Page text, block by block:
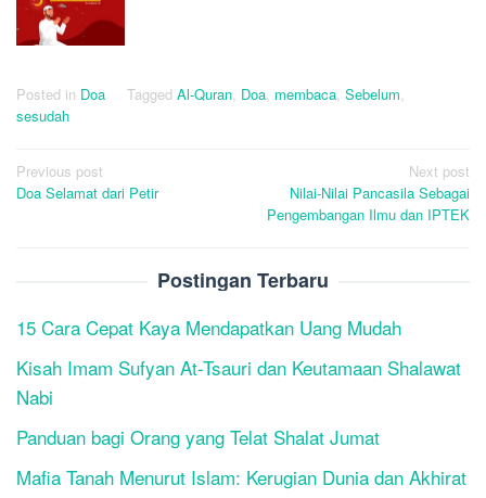
Posted in Doa Tagged Al-Quran, Doa, membaca, Sebelum,
sesudah
Post
navigation
Previous post
Doa Selamat dari Petir
Next post
Nilai-Nilai Pancasila Sebagai
Pengembangan Ilmu dan IPTEK
Postingan Terbaru
15 Cara Cepat Kaya Mendapatkan Uang Mudah
Kisah Imam Sufyan At-Tsauri dan Keutamaan Shalawat
Nabi
Panduan bagi Orang yang Telat Shalat Jumat
Mafia Tanah Menurut Islam: Kerugian Dunia dan Akhirat